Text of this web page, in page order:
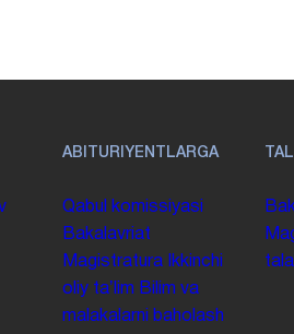
ABITURIYENTLARGA
Qabul komissiyasi
Bakalavriat
Magistratura
Ikkinchi
oliy taʼlim Bilim va
malakalarni baholash